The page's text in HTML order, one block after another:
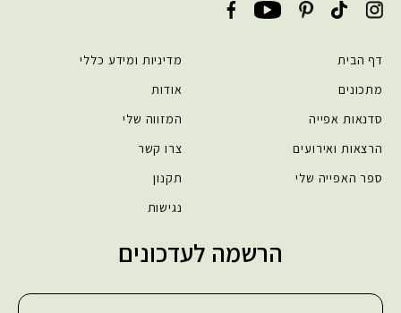
דף הבית
מתכונים
סדנאות אפייה
הרצאות ואירועים
ספר האפייה שלי
מדיניות ומידע כללי
אודות
המזווה שלי
צרו קשר
תקנון
נגישות
הרשמה לעדכונים